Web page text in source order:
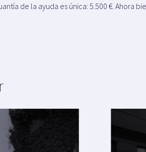
de la ayuda es única: 5.500 €. Ahora